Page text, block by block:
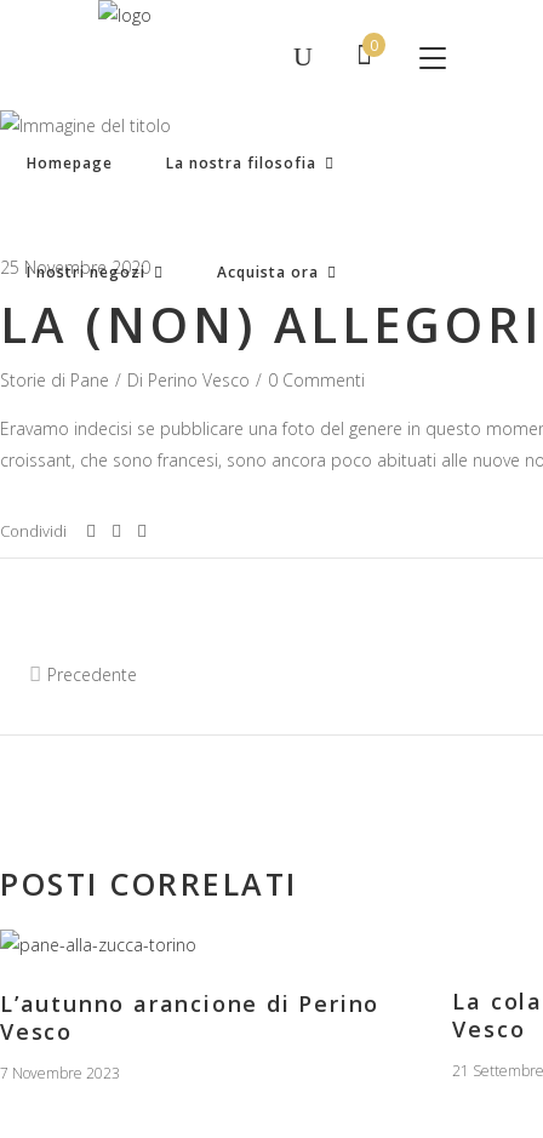
Homepage La nostra filosofia
I nostri negozi Acquista ora
0
prodotto nel carrello.
25 Novembre 2020
LA (NON)
Storie di Pane Di Perino Vesco 0 Commenti
Eravamo indecisi se pubblicare una foto del genere in questo
croissant, che sono francesi, sono ancora poco abituati alle nuove
Condividi
Precedente
POSTI CORRELATI
L’autunno arancione di Perino
Vesco
7 Novembre 2023
La
Vesco
21